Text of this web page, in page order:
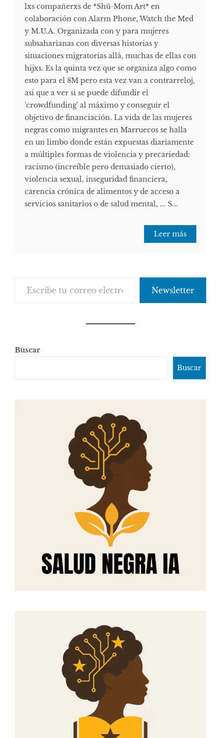
lxs compañerxs de *Shü-Mom Art* en
colaboración con Alarm Phone, Watch the Med
y M.U.A. Organizada con y para mujeres
subsaharianas con diversas historias y
situaciones migratorias allá, muchas de ellas con
hijxs. Es la quinta vez que se organiza algo como
esto para el 8M pero esta vez van a contrarreloj,
así que a ver si se puede difundir el
'crowdfunding' al máximo y conseguir el
objetivo de financiación. La vida de las mujeres
negras como migrantes en Marruecos se halla
en un limbo donde están expuestas diariamente
a múltiples formas de violencia y precariedad:
racismo (increíble pero demasiado cierto),
violencia sexual, inseguridad financiera,
carencia crónica de alimentos y de acceso a
servicios sanitarios o de salud mental, ... S...
Leer más
Newsletter
Buscar
Buscar